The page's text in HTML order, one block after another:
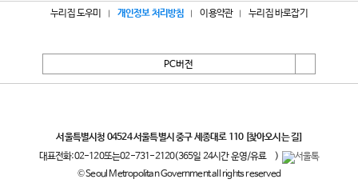
누리집 도우미 개인정보 처리방침 이용약관 누리집 바로잡기
PC버전
서울특별시청 04524 서울특별시 중구 세종대로 110 [찾아오시는 길]
대표전화:02-120또는02-731-2120(365일 24시간 운영/유료
)
© Seoul Metropolitan Government all rights reserved